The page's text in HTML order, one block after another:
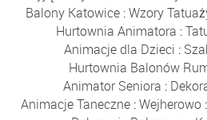
Balony Katowice:Wzory
Hurtownia Animatora :
Animacje dla Dzieci :
Hurtownia Balonów
Animator Seniora :
Animacje Taneczne :Wejherowo